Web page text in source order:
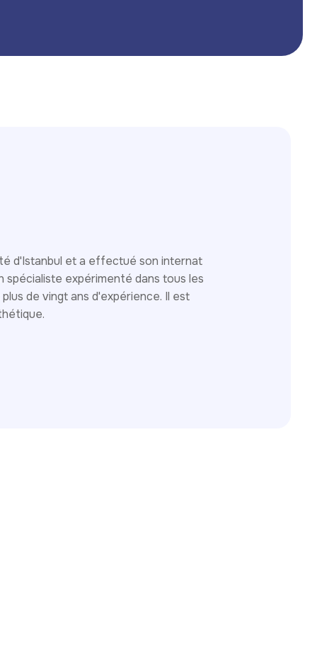
d'Istanbul et a effectué son internat
spécialiste expérimenté dans tous les
de vingt ans d'expérience. Il est